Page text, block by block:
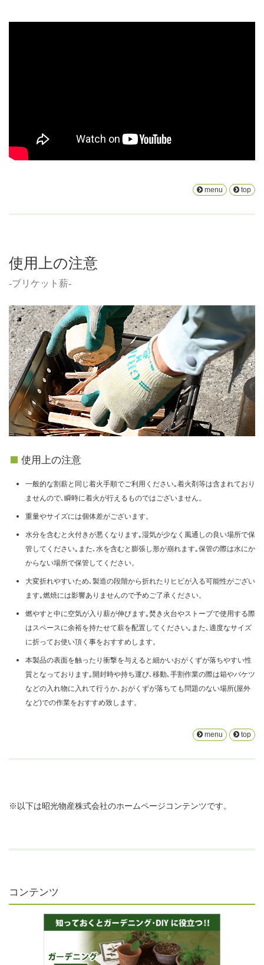
menu top
使用上の注意
-ブリケット薪-
使用上の注意
一般的な割薪と同じ着火手順でご利用ください｡着火剤等は含まれており
ませんので､瞬時に着火が行えるものではございません。
重量やサイズには個体差がございます。
水分を含むと火付きが悪くなります｡湿気が少なく風通しの良い場所で保
管してください｡また､水を含むと膨張し形が崩れます｡保管の際は水にか
からない場所で保管してください。
大変折れやすいため､製造の段階から折れたりヒビが入る可能性がござい
ます｡燃焼には影響ありませんので予めご了承ください。
燃やすと中に空気が入り薪が伸びます｡焚き火台やストーブで使用する際
はスペースに余裕を持たせて薪を配置してください｡また､適度なサイズ
に折ってお使い頂く事をおすすめします。
本製品の表面を触ったり衝撃を与えると細かいおがくずが落ちやすい性
質となっております｡開封時や持ち運び､移動､手割作業の際は箱やバケツ
などの入れ物に入れて行うか､おがくずが落ちても問題のない場所(屋外
など)での作業をおすすめ致します。
menu top
※以下は昭光物産株式会社のホームページコンテンツです。
コンテンツ